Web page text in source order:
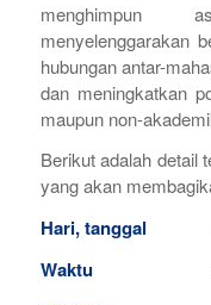
menghimpun
menyelenggarakan
hubungan antar-
dan meningkatkan
maupun non-
Berikut adalah detail
yang akan
Hari, tanggal
Waktu